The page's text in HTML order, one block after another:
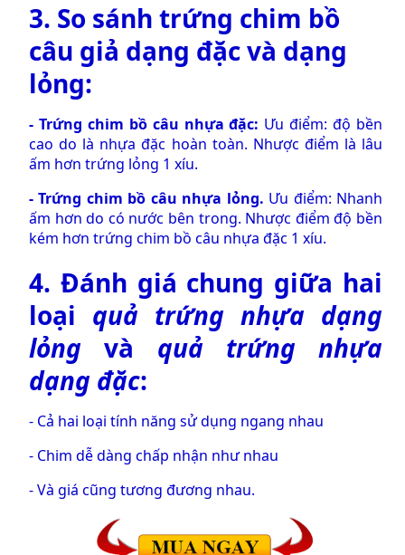
3. So sánh trứng chim bồ
câu giả dạng đặc và dạng
lỏng:
- Trứng chim bồ câu nhựa đặc: Ưu điểm: độ bền
cao do là nhựa đặc hoàn toàn. Nhược điểm là lâu
ấm hơn trứng lỏng 1 xíu.
-Trứng chim bồ câu nhựa lỏng. Ưu điểm: Nhanh
ấm hơn do có nước bên trong. Nhược điểm độ bền
kém hơn trứng chim bồ câu nhựa đặc 1 xíu.
4. Đánh giá chung giữa hai
loại quả trứng nhựa dạng
lỏng và quả trứng nhựa
dạng đặc:
- Cả hai loại tính năng sử dụng ngang nhau
- Chim dễ dàng chấp nhận như nhau
- Và giá cũng tương đương nhau.